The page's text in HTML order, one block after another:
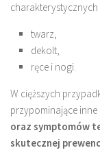
charakterystycznych
twarz,
dekolt,
ręce i nogi.
W cięższych
przypominające
oraz symptomów
skutecznej